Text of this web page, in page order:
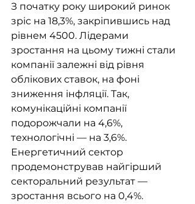
З початку року широкий ринок
зріс на 18,3%, закріпившись над
рівнем 4500. Лідерами
зростання на цьому тижні стали
компанії залежні від рівня
облікових ставок, на фоні
зниження інфляції. Так,
комунікаційні компанії
подорожчали на 4,6%,
технологічні — на 3,6%.
Енергетичний сектор
продемонстрував найгірший
секторальний результат —
зростання всього на 0,4%.